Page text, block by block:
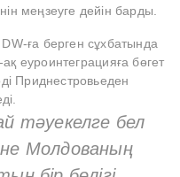
меңзеуге дейін барды.
ға берген сұхбатында
ақ еуроинтеграцияға бөгет
Приднестровьеден
тәуекелге бел
Молдованың